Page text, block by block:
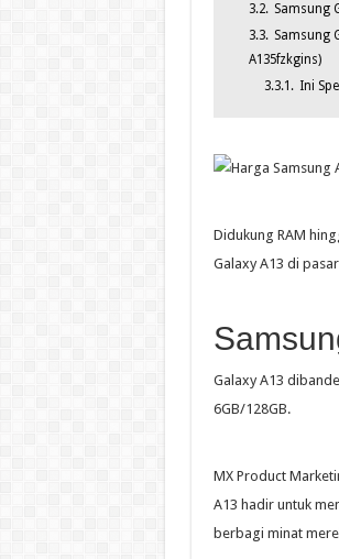
3.2. Samsung
3.3. Samsung
A135fzkgins)
3.3.1. Ini
Didukung RAM
Galaxy A13 di
Galaxy A13
6GB/128GB.
MX Product
A13 hadir untuk
berbagi minat